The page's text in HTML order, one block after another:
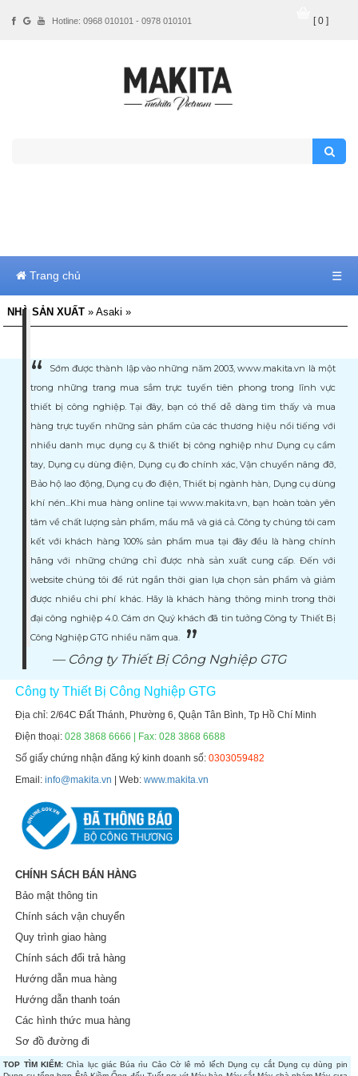
Trang chủ ☰
NHÀ SẢN XUẤT» Asaki »
Sớm được thành lập vào những năm 2003, www.makita.vn là một
trong những trang mua sắm trực tuyến tiên phong trong lĩnh vực
thiết bị công nghiệp. Tại đây, bạn có thể dễ dàng tìm thấy và mua
hàng trực tuyến những sản phẩm của các thương hiệu nổi tiếng với
nhiều danh mục dụng cụ & thiết bị công nghiệp như Dụng cụ cầm
tay, Dụng cụ dùng điện, Dụng cụ đo chính xác, Vận chuyển nâng đỡ,
Bảo hộ lao động, Dụng cụ đo điện, Thiết bị ngành hàn, Dụng cụ dùng
khí nén...Khi mua hàng online tại www.makita.vn, bạn hoàn toàn yên
tâm về chất lượng sản phẩm, mẩu mã và giá cả. Công ty chúng tôi cam
kết với khách hàng 100% sản phẩm mua tại đây đều là hàng chính
hãng với những chứng chỉ được nhà sản xuất cung cấp. Đến với
website chúng tôi để rút ngắn thời gian lựa chọn sản phẩm và giảm
được nhiều chi phí khác. Hãy là khách hàng thông minh trong thời
đại công nghiệp 4.0. Cám ơn Quý khách đã tin tưởng Công ty Thiết Bị
Công Nghiệp GTG nhiều năm qua.
Công ty Thiết Bị Công Nghiệp GTG
Công ty Thiết Bị Công Nghiệp GTG
Địa chỉ: 2/64C Đất Thánh, Phường 6, Quận Tân Bình, Tp Hồ Chí Minh
Điện thoại:028 3868 6666 | Fax: 028 3868 6688
Số giấy chứng nhận đăng ký kinh doanh số:0303059482
Email:info@makita.vn | Web:www.makita.vn
CHÍNH SÁCH BÁN HÀNG
Bảo mật thông tin
Chính sách vận chuyển
Quy trình giao hàng
Chính sách đổi trả hàng
Hướng dẫn mua hàng
Hướng dẫn thanh toán
Các hình thức mua hàng
Sơ đồ đường đi
TOP TÌM KIẾM:Chìa lục giác Búa rìu Cảo Cờ lê mỏ lếch Dụng cụ cắt Dụng cụ dùng pin
Hotline: 0968 010101 - 0978 010101 [ 0 ]